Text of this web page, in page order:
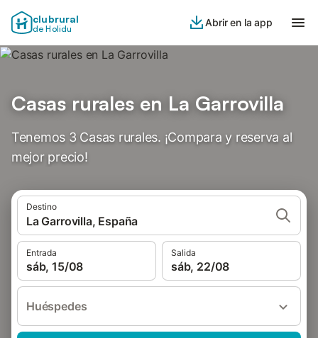
clubrural
de Holidu
Abrir en la app
Casas rurales en La Garrovilla
Tenemos 3 Casas rurales. ¡Compara y reserva al
mejor precio!
Destino
La Garrovilla, España
Entrada
sáb, 15/08
Salida
sáb, 22/08
Huéspedes